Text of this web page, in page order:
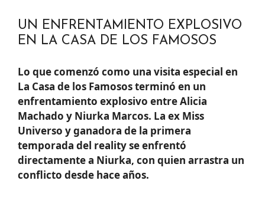
UN ENFRENTAMIENTO EXPLOSIVO
EN LA CASA DE LOS FAMOSOS
Lo que comenzó como una visita especial en
La Casa de los Famosos terminó en un
enfrentamiento explosivo entre Alicia
Machado y Niurka Marcos. La ex Miss
Universo y ganadora de la primera
temporada del reality se enfrentó
directamente a Niurka, con quien arrastra un
conflicto desde hace años.